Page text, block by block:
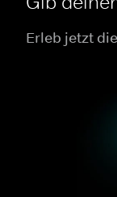
Erleb jetzt